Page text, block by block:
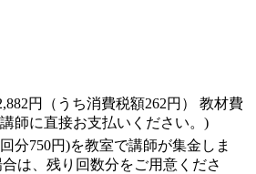
円（うち消費税額262円） 教材費
師に直接お支払いください。)
分750円)を教室で講師が集金しま
は、残り回数分をご用意くださ